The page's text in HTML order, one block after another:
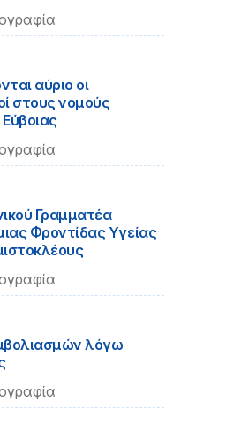
αύριο οι
στους νομούς
Εύβοιας
Γραμματέα
Φροντίδας Υγείας
λόγω